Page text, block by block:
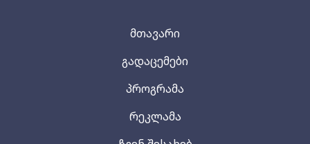
მთავარი
გადაცემები
პროგრამა
რეკლამა